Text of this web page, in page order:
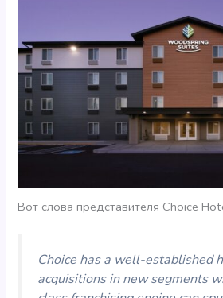
Вот слова представителя Choice
Choice has a well-established
acquisitions in new segments